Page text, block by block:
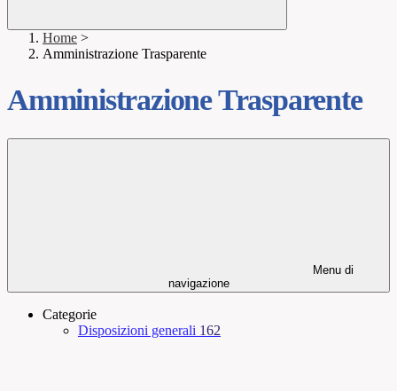
Home >
Amministrazione Trasparente
Amministrazione Trasparente
Menu di
navigazione
Categorie
Disposizioni generali 162